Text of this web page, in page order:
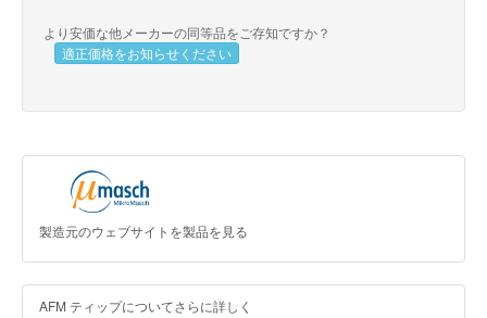
より安価な他メーカーの同等品をご存知ですか？
適正価格をお知らせください
製造元のウェブサイトを製品を見る
AFM ティップについてさらに詳しく